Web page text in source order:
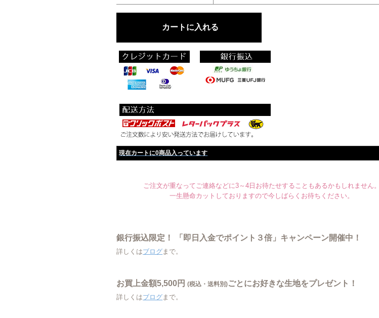
現在カートに0商品入っています
ご注文が重なってご連絡などに3～4日お待たせすることもあるかもしれません。
一生懸命カットしておりますので今しばらくお待ちください。
銀行振込限定！ 「即日入金でポイント３倍」キャンペーン開催中！
詳しくはブログまで。
お買上金額5,500円(税込・送料別)ごとにお好きな生地をプレゼント！
詳しくはブログまで。